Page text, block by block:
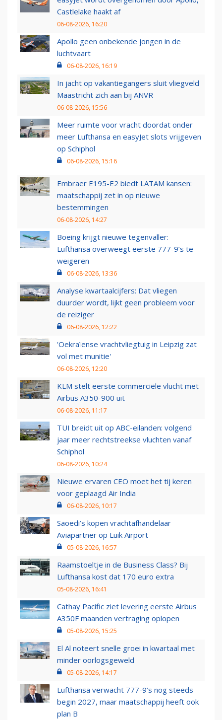
Castlelake haakt af
06-08-2026, 16:20
Apollo geen onbekende jongen in de
luchtvaart
06-08-2026, 16:19
In jacht op vakantiegangers sluit vliegveld
Maastricht zich aan bij ANVR
06-08-2026, 15:56
Meer ruimte voor vracht doordat onder
meer Lufthansa en easyJet slots vrijgeven
op Schiphol
06-08-2026, 15:16
Embraer E195-E2 biedt LATAM kansen:
maatschappij zet in op nieuwe
bestemmingen
06-08-2026, 14:27
Boeing krijgt nieuwe tegenvaller:
Lufthansa overweegt eerste 777-9’s te
weigeren
06-08-2026, 13:36
Analyse kwartaalcijfers: Dat vliegen
duurder wordt, lijkt geen probleem voor
de reiziger
06-08-2026, 12:22
'Oekraïense vrachtvliegtuig in Leipzig zat
vol met munitie'
06-08-2026, 12:20
KLM stelt eerste commerciële vlucht met
Airbus A350-900 uit
06-08-2026, 11:17
TUI breidt uit op ABC-eilanden: volgend
jaar meer rechtstreekse vluchten vanaf
Schiphol
06-08-2026, 10:24
Nieuwe ervaren CEO moet het tij keren
voor geplaagd Air India
06-08-2026, 10:17
Saoedi’s kopen vrachtafhandelaar
Aviapartner op Luik Airport
05-08-2026, 16:57
Raamstoeltje in de Business Class? Bij
Lufthansa kost dat 170 euro extra
05-08-2026, 16:41
Cathay Pacific ziet levering eerste Airbus
A350F maanden vertraging oplopen
05-08-2026, 15:25
El Al noteert snelle groei in kwartaal met
minder oorlogsgeweld
05-08-2026, 14:17
Lufthansa verwacht 777-9’s nog steeds
begin 2027, maar maatschappij heeft ook
plan B